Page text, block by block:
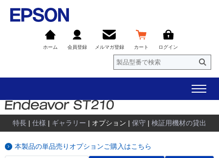
ホーム 会員登録 メルマガ登録 カート ログイン
特長 | 仕様 | ギャラリー | オプション | 保守 | 検証用機材の貸出
本製品の単品売りオプションご購入はこちら